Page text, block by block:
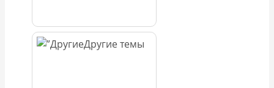
Другие темы